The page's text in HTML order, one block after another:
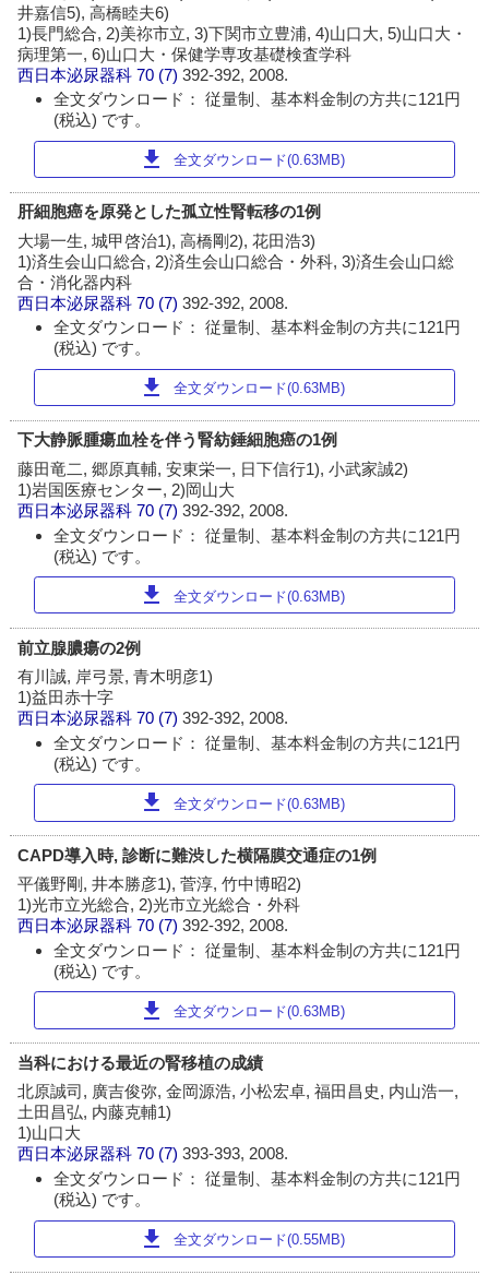
井嘉信5), 高橋睦夫6)
1)長門総合, 2)美祢市立, 3)下関市立豊浦, 4)山口大, 5)山口大・
病理第一, 6)山口大・保健学専攻基礎検査学科
西日本泌尿器科 70 (7)392-392, 2008.
全文ダウンロード： 従量制、基本料金制の方共に121円
(税込) です。
download 全文ダウンロード(0.63MB)
肝細胞癌を原発とした孤立性腎転移の1例
大場一生, 城甲啓治1), 高橋剛2), 花田浩3)
1)済生会山口総合, 2)済生会山口総合・外科, 3)済生会山口総
合・消化器内科
西日本泌尿器科 70 (7)392-392, 2008.
全文ダウンロード： 従量制、基本料金制の方共に121円
(税込) です。
download 全文ダウンロード(0.63MB)
下大静脈腫瘍血栓を伴う腎紡錘細胞癌の1例
藤田竜二, 郷原真輔, 安東栄一, 日下信行1), 小武家誠2)
1)岩国医療センター, 2)岡山大
西日本泌尿器科 70 (7)392-392, 2008.
全文ダウンロード： 従量制、基本料金制の方共に121円
(税込) です。
download 全文ダウンロード(0.63MB)
前立腺膿瘍の2例
有川誠, 岸弓景, 青木明彦1)
1)益田赤十字
西日本泌尿器科 70 (7)392-392, 2008.
全文ダウンロード： 従量制、基本料金制の方共に121円
(税込) です。
download 全文ダウンロード(0.63MB)
CAPD導入時, 診断に難渋した横隔膜交通症の1例
平儀野剛, 井本勝彦1), 菅淳, 竹中博昭2)
1)光市立光総合, 2)光市立光総合・外科
西日本泌尿器科 70 (7)392-392, 2008.
全文ダウンロード： 従量制、基本料金制の方共に121円
(税込) です。
download 全文ダウンロード(0.63MB)
当科における最近の腎移植の成績
北原誠司, 廣吉俊弥, 金岡源浩, 小松宏卓, 福田昌史, 内山浩一,
土田昌弘, 内藤克輔1)
1)山口大
西日本泌尿器科 70 (7)393-393, 2008.
全文ダウンロード： 従量制、基本料金制の方共に121円
(税込) です。
download 全文ダウンロード(0.55MB)